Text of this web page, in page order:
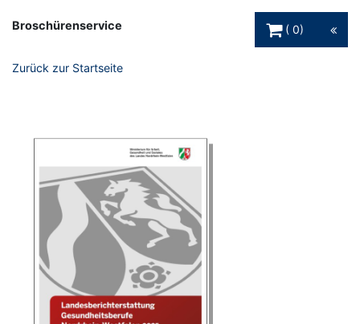
Broschürenservice
0
Zurück zur Startseite